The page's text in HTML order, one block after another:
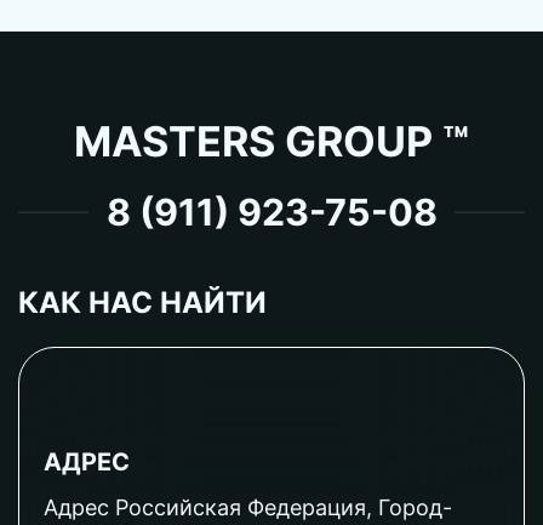
MASTERS GROUP ™
8 (911) 923-75-08
КАК НАС НАЙТИ
АДРЕС
Адрес Российская Федерация, Город-